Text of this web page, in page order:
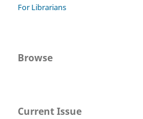
For Librarians
Browse
Current Issue